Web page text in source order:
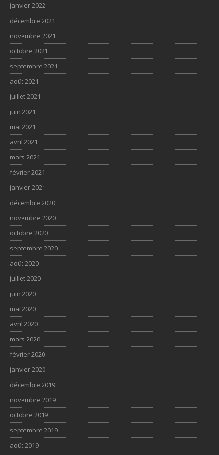
janvier 2022
décembre 2021
novembre 2021
octobre 2021
septembre 2021
août 2021
juillet 2021
juin 2021
mai 2021
avril 2021
mars 2021
février 2021
janvier 2021
décembre 2020
novembre 2020
octobre 2020
septembre 2020
août 2020
juillet 2020
juin 2020
mai 2020
avril 2020
mars 2020
février 2020
janvier 2020
décembre 2019
novembre 2019
octobre 2019
septembre 2019
août 2019